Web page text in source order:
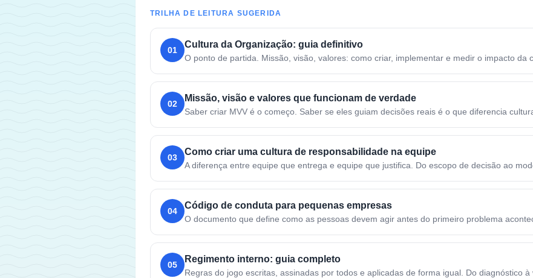
TRILHA DE LEITURA SUGERIDA
01
Cultura da Organização: guia definitivo
O ponto de partida. Missão, visão, valores: como criar, implementar e medir o impacto da
02
Missão, visão e valores que funcionam de verdade
Saber criar MVV é o começo. Saber se eles guiam decisões reais é o que diferencia
03
Como criar uma cultura de responsabilidade na equipe
A diferença entre equipe que entrega e equipe que justifica. Do escopo de decisão ao
04
Código de conduta para pequenas empresas
O documento que define como as pessoas devem agir antes do primeiro problema
05
Regimento interno: guia completo
Regras do jogo escritas, assinadas por todos e aplicadas de forma igual. Do diagnóstico à